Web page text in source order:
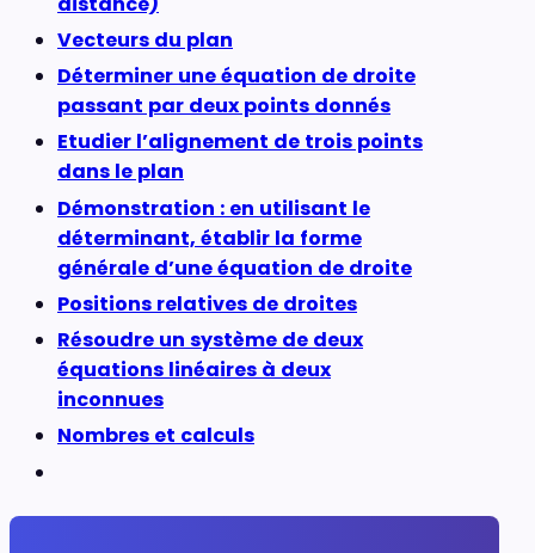
Vecteurs du plan
Déterminer une équation de droite
passant par deux points donnés
Etudier l’alignement de trois points
dans le plan
Démonstration : en utilisant le
déterminant, établir la forme
générale d’une équation de droite
Positions relatives de droites
Résoudre un système de deux
équations linéaires à deux
inconnues
Nombres et calculs